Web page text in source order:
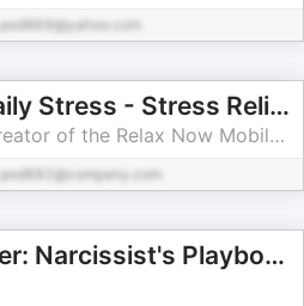
pod869@yahoo.com
Calm Your Daily Stress - Stress Relief for the Busy Midlife Woman
Denise Eckert, Creator of the Relax Now Mobile App - Anxiety and Stress Relief
pod882@company.com
The Storyteller: Narcissist's Playbook